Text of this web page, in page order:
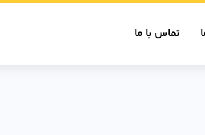
تماس با ما